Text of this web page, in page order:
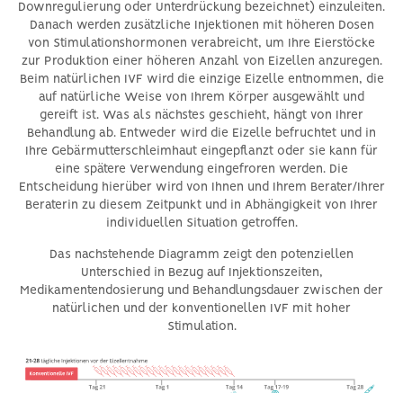
Downregulierung oder Unterdrückung bezeichnet) einzuleiten.
Danach werden zusätzliche Injektionen mit höheren Dosen
von Stimulationshormonen verabreicht, um Ihre Eierstöcke
zur Produktion einer höheren Anzahl von Eizellen anzuregen.
Beim natürlichen IVF wird die einzige Eizelle entnommen, die
auf natürliche Weise von Ihrem Körper ausgewählt und
gereift ist. Was als nächstes geschieht, hängt von Ihrer
Behandlung ab. Entweder wird die Eizelle befruchtet und in
Ihre Gebärmutterschleimhaut eingepflanzt oder sie kann für
eine spätere Verwendung eingefroren werden. Die
Entscheidung hierüber wird von Ihnen und Ihrem Berater/Ihrer
Beraterin zu diesem Zeitpunkt und in Abhängigkeit von Ihrer
individuellen Situation getroffen.
Das nachstehende Diagramm zeigt den potenziellen
Unterschied in Bezug auf Injektionszeiten,
Medikamentendosierung und Behandlungsdauer zwischen der
natürlichen und der konventionellen IVF mit hoher
Stimulation.